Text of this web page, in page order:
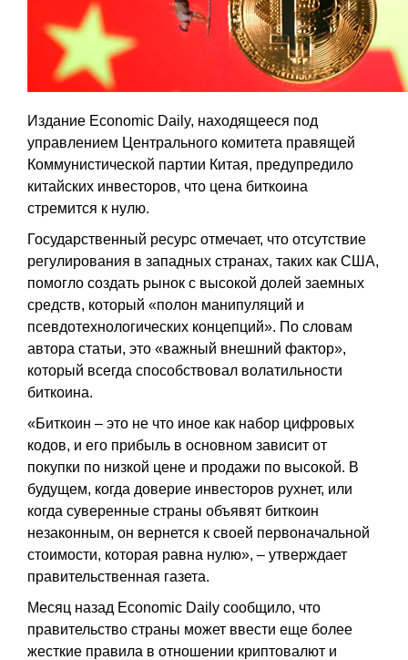
Издание Economic Daily, находящееся под
управлением Центрального комитета правящей
Коммунистической партии Китая, предупредило
китайских инвесторов, что цена биткоина
стремится к нулю.
Государственный ресурс отмечает, что отсутствие
регулирования в западных странах, таких как США,
помогло создать рынок с высокой долей заемных
средств, который «полон манипуляций и
псевдотехнологических концепций». По словам
автора статьи, это «важный внешний фактор»,
который всегда способствовал волатильности
биткоина.
«Биткоин – это не что иное как набор цифровых
кодов, и его прибыль в основном зависит от
покупки по низкой цене и продажи по высокой. В
будущем, когда доверие инвесторов рухнет, или
когда суверенные страны объявят биткоин
незаконным, он вернется к своей первоначальной
стоимости, которая равна нулю», – утверждает
правительственная газета.
Месяц назад Economic Daily сообщило, что
правительство страны может ввести еще более
жесткие правила в отношении криптовалют и